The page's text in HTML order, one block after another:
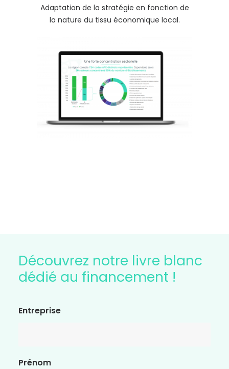
Adaptation de la stratégie en fonction de
la nature du tissu économique local.
Découvrez notre livre blanc
dédié au financement !
Entreprise
Prénom